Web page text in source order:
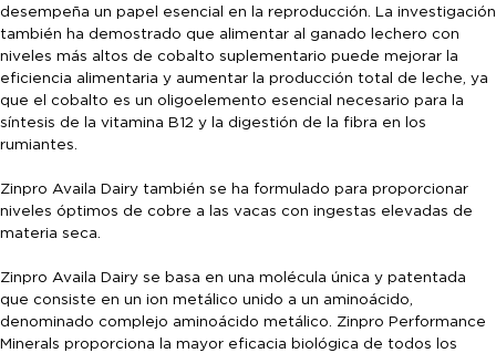
desempeña un papel esencial en la reproducción. La investigación
también ha demostrado que alimentar al ganado lechero con
niveles más altos de cobalto suplementario puede mejorar la
eficiencia alimentaria y aumentar la producción total de leche, ya
que el cobalto es un oligoelemento esencial necesario para la
síntesis de la vitamina B12 y la digestión de la fibra en los
rumiantes.
Zinpro Availa Dairy también se ha formulado para proporcionar
niveles óptimos de cobre a las vacas con ingestas elevadas de
materia seca.
Zinpro Availa Dairy se basa en una molécula única y patentada
que consiste en un ion metálico unido a un aminoácido,
denominado complejo aminoácido metálico. Zinpro Performance
Minerals proporciona la mayor eficacia biológica de todos los